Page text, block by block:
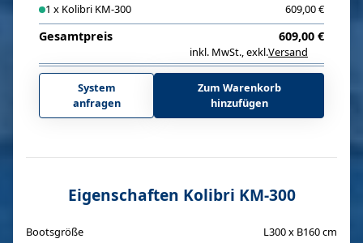
1 x Kolibri KM-300 609,00 €
Gesamtpreis
inkl. MwSt.,exkl.Versand
609,00 €
System
anfragen
Zum Warenkorb
hinzufügen
Eigenschaften Kolibri KM-300
Bootsgröße
L300 x B160 cm